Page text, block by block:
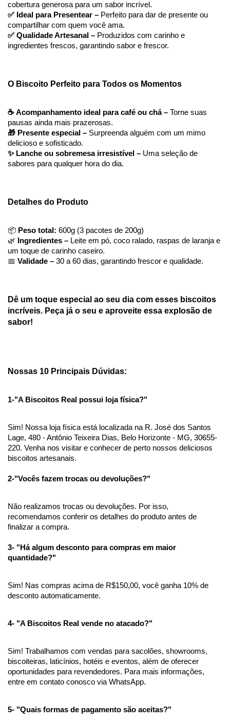
cobertura generosa para um sabor incrível.
✅ Ideal para Presentear – Perfeito para dar de presente ou
compartilhar com quem você ama.
✅ Qualidade Artesanal – Produzidos com carinho e
ingredientes frescos, garantindo sabor e frescor.
O Biscoito Perfeito para Todos os Momentos
☕ Acompanhamento ideal para café ou chá – Torne suas
pausas ainda mais prazerosas.
🎁 Presente especial – Surpreenda alguém com um mimo
delicioso e sofisticado.
✨ Lanche ou sobremesa irresistível – Uma seleção de
sabores para qualquer hora do dia.
Detalhes do Produto
📦 Peso total: 600g (3 pacotes de 200g)
🌿 Ingredientes – Leite em pó, coco ralado, raspas de laranja e
um toque de carinho caseiro.
📅 Validade – 30 a 60 dias, garantindo frescor e qualidade.
Dê um toque especial ao seu dia com esses biscoitos
incríveis. Peça já o seu e aproveite essa explosão de
sabor!
Nossas 10 Principais Dúvidas:
1-"A Biscoitos Real possui loja física?"
Sim! Nossa loja física está localizada na R. José dos Santos
Lage, 480 - Antônio Teixeira Dias, Belo Horizonte - MG, 30655-
220. Venha nos visitar e conhecer de perto nossos deliciosos
biscoitos artesanais.
2-"Vocês fazem trocas ou devoluções?"
Não realizamos trocas ou devoluções. Por isso,
recomendamos conferir os detalhes do produto antes de
finalizar a compra.
3- "Há algum desconto para compras em maior
quantidade?"
Sim! Nas compras acima de R$150,00, você ganha 10% de
desconto automaticamente.
4- "A Biscoitos Real vende no atacado?"
Sim! Trabalhamos com vendas para sacolões, showrooms,
biscoiteiras, laticínios, hotéis e eventos, além de oferecer
oportunidades para revendedores. Para mais informações,
entre em contato conosco via WhatsApp.
5- "Quais formas de pagamento são aceitas?"